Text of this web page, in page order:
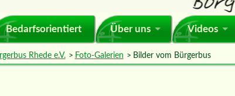
Bedarfsorientiert Über uns Videos
Rhede e.V. Foto-Galerien Bilder vom Bürgerbus